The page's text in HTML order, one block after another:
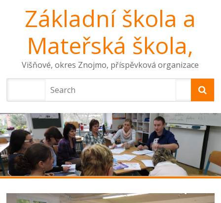
Základní škola a
Mateřská škola,
Višňové, okres Znojmo, příspěvková organizace